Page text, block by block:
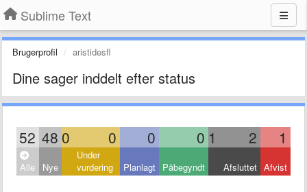
Sublime Text
Brugerprofil aristidesfl
Dine sager inddelt efter status
52 48 0 0 0 0 1 2 1
Alle Nye
Under
vurdering
Planlagt Påbegyndt Afsluttet Afvist